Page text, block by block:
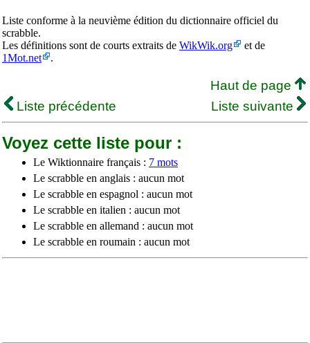
Liste conforme à la neuvième édition du dictionnaire officiel du
scrabble.
Les définitions sont de courts extraits de WikWik.org
et de
1Mot.net
.
Haut de page
Liste précédente
Liste suivante
Voyez cette liste pour :
Le Wiktionnaire français : 7 mots
Le scrabble en anglais : aucun mot
Le scrabble en espagnol : aucun mot
Le scrabble en italien : aucun mot
Le scrabble en allemand : aucun mot
Le scrabble en roumain : aucun mot